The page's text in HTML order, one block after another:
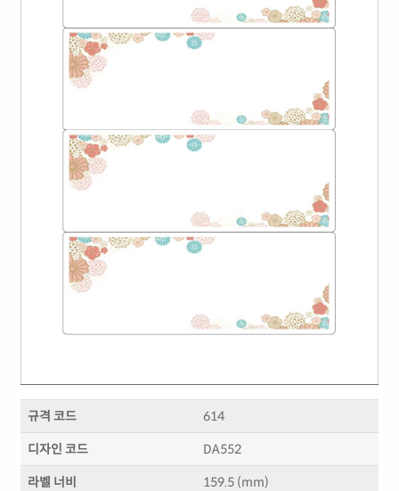
규격 코드 614
디자인 코드 DA552
라벨 너비 159.5 (mm)